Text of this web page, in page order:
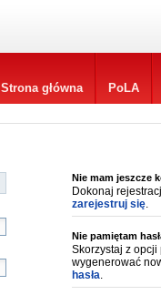
Strona główna PoLA
Nie mam jeszcze
Dokonaj
zarejestruj się.
Nie pamiętam
Skorzystaj z
wygenerować
hasła.